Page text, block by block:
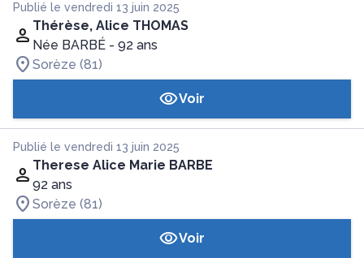
Publié le vendredi 13 juin 2025
Thérèse, Alice THOMAS
Née BARBÉ - 92 ans
Sorèze (81)
Voir
Publié le vendredi 13 juin 2025
Therese Alice Marie BARBE
92 ans
Sorèze (81)
Voir